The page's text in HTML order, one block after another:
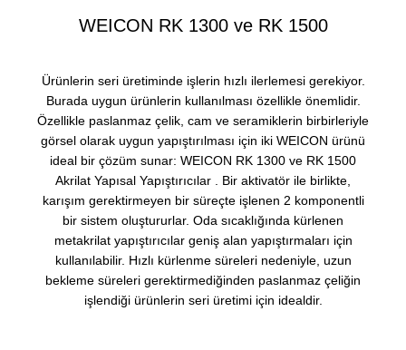
WEICON RK 1300 ve RK 1500
Ürünlerin seri üretiminde işlerin hızlı ilerlemesi gerekiyor.
Burada uygun ürünlerin kullanılması özellikle önemlidir.
Özellikle paslanmaz çelik, cam ve seramiklerin birbirleriyle
görsel olarak uygun yapıştırılması için iki WEICON ürünü
ideal bir çözüm sunar: WEICON RK 1300 ve RK 1500
Akrilat Yapısal Yapıştırıcılar . Bir aktivatör ile birlikte,
karışım gerektirmeyen bir süreçte işlenen 2 komponentli
bir sistem oluştururlar. Oda sıcaklığında kürlenen
metakrilat yapıştırıcılar geniş alan yapıştırmaları için
kullanılabilir. Hızlı kürlenme süreleri nedeniyle, uzun
bekleme süreleri gerektirmediğinden paslanmaz çeliğin
işlendiği ürünlerin seri üretimi için idealdir.